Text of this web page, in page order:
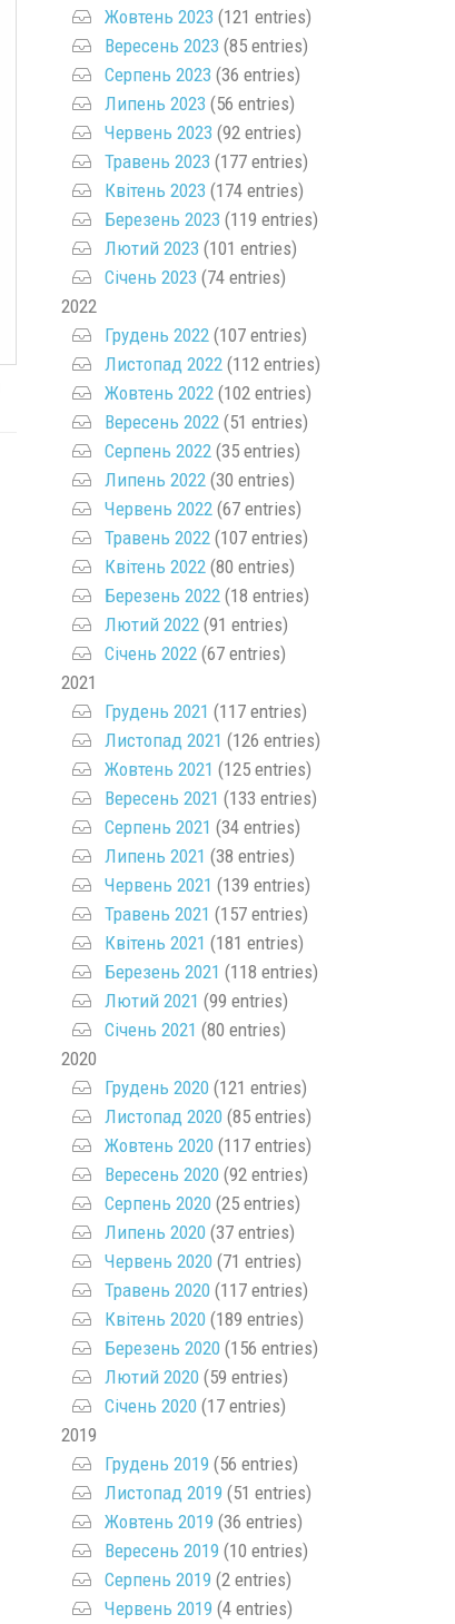
Жовтень 2023 (121 entries)
Вересень 2023 (85 entries)
Серпень 2023 (36 entries)
Липень 2023 (56 entries)
Червень 2023 (92 entries)
Травень 2023 (177 entries)
Квітень 2023 (174 entries)
Березень 2023 (119 entries)
Лютий 2023 (101 entries)
Січень 2023 (74 entries)
2022
Грудень 2022(107 entries)
Листопад 2022(112 entries)
Жовтень 2022(102 entries)
Вересень 2022(51 entries)
Серпень 2022(35 entries)
Липень 2022(30 entries)
Червень 2022(67 entries)
Травень 2022(107 entries)
Квітень 2022(80 entries)
Березень 2022(18 entries)
Лютий 2022(91 entries)
Січень 2022(67 entries)
2021
Грудень 2021 (117 entries)
Листопад 2021 (126 entries)
Жовтень 2021 (125 entries)
Вересень 2021 (133 entries)
Серпень 2021 (34 entries)
Липень 2021 (38 entries)
Червень 2021 (139 entries)
Травень 2021 (157 entries)
Квітень 2021 (181 entries)
Березень 2021 (118 entries)
Лютий 2021 (99 entries)
Січень 2021 (80 entries)
2020
Грудень 2020(121 entries)
Листопад 2020(85 entries)
Жовтень 2020(117 entries)
Вересень 2020(92 entries)
Серпень 2020(25 entries)
Липень 2020(37 entries)
Червень 2020(71 entries)
Травень 2020(117 entries)
Квітень 2020(189 entries)
Березень 2020(156 entries)
Лютий 2020(59 entries)
Січень 2020(17 entries)
2019
Грудень 2019 (56 entries)
Листопад 2019 (51 entries)
Жовтень 2019 (36 entries)
Вересень 2019 (10 entries)
Серпень 2019 (2 entries)
Червень 2019 (4 entries)